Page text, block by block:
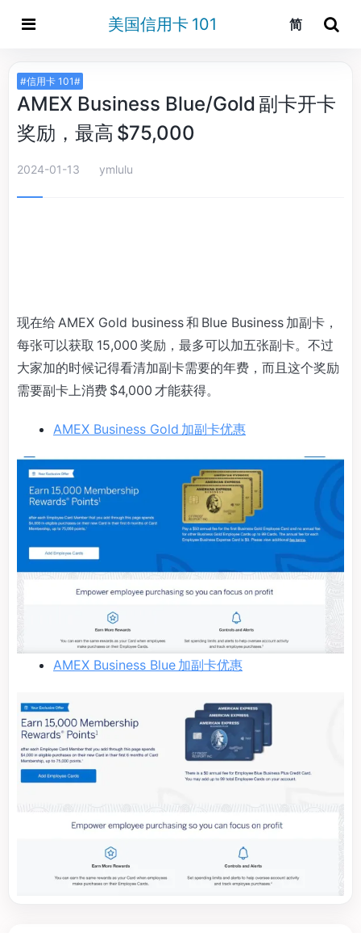
美国信用卡 101 简
#信用卡 101#
AMEX Business Blue/Gold 副卡开卡
奖励，最高 $75,000
2024-01-13 ymlulu
现在给 AMEX Gold business 和 Blue Business 加副卡，
每张可以获取 15,000 奖励，最多可以加五张副卡。不过
大家加的时候记得看清加副卡需要的年费，而且这个奖励
需要副卡上消费 $4,000 才能获得。
AMEX Business Gold 加副卡优惠
AMEX Business Blue 加副卡优惠